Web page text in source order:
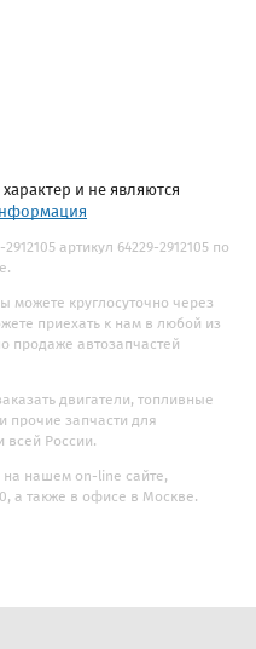
и не являются
артикул 64229-2912105 по
можете круглосуточно через
приехать к нам в любой из
продаже автозапчастей
двигатели, топливные
прочие запчасти для
всей России.
нашем on-line сайте,
а также в офисе в Москве.